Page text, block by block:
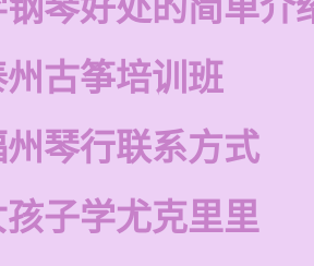
钢琴好处的简单介
州古筝培训班
琴行联系方式
孩子学尤克里里